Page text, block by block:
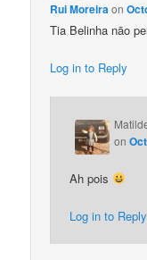
Rui Moreiraon
Tia Belinha nāo
Log in to Reply
on
Ah pois
Log in to Reply